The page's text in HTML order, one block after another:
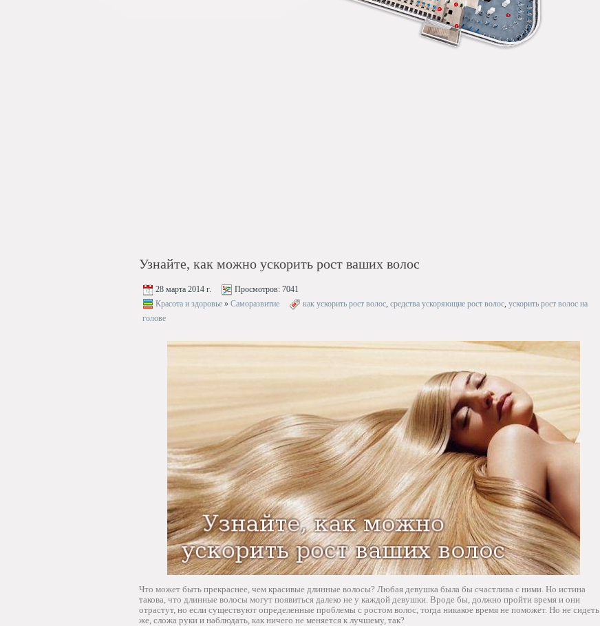
Узнайте, как можно ускорить рост ваших волос
28 марта 2014 г. Просмотров: 7041
Красота и здоровье » Саморазвитие как ускорить рост волос, средства ускоряющие рост волос, ускорить рост волос на
голове
Что может быть прекраснее, чем красивые длинные волосы? Любая девушка была бы счастлива с ними. Но истина
такова, что длинные волосы могут появиться далеко не у каждой девушки. Вроде бы, должно пройти время и они
отрастут, но если существуют определенные проблемы с ростом волос, тогда никакое время не поможет. Но не сидеть
же, сложа руки и наблюдать, как ничего не меняется к лучшему, так?